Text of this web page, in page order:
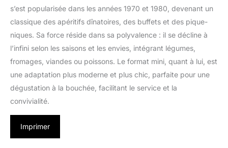
s’est popularisée dans les années 1970 et 1980, devenant un
classique des apéritifs dînatoires, des buffets et des pique-
niques. Sa force réside dans sa polyvalence : il se décline à
l’infini selon les saisons et les envies, intégrant légumes,
fromages, viandes ou poissons. Le format mini, quant à lui, est
une adaptation plus moderne et plus chic, parfaite pour une
dégustation à la bouchée, facilitant le service et la
convivialité.
Imprimer